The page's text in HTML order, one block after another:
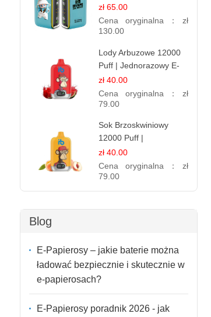
E-papierosy | Smak
Leśnych Owoców
zł 65.00
Cena oryginalna： zł
130.00
Lody Arbuzowe 12000
Puff | Jednorazowy E-
papieros | Deserowy
Smak
zł 40.00
Cena oryginalna： zł
79.00
Sok Brzoskwiniowy
12000 Puff |
Jednorazowy E-
papieros | Owocowy
Smak
zł 40.00
Cena oryginalna： zł
79.00
Blog
E-Papierosy – jakie baterie można
ładować bezpiecznie i skutecznie w
e-papierosach?
E-Papierosy poradnik 2026 - jak